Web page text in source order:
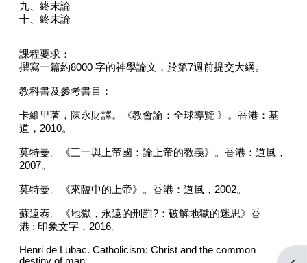
九、終末論
十、終末論
課程要求：
撰寫一篇約8000 字的神學論文，於第7週前提交大綱。
教科書及參考書目：
卡維里著，陳永財譯。《教會論：全球導覽 》。香港：基
道， 2010。
莫特曼。《三一與上帝國：論上帝的教義》。香港：道風，
2007。
莫特曼。《來臨中的上帝》。香港：道風， 2002。
蘇遠泰。《地獄，永遠的刑罰? ：破解地獄的迷思》香
港 : 印象文字， 2016。
Henri de Lubac. Catholicism: Christ and the common